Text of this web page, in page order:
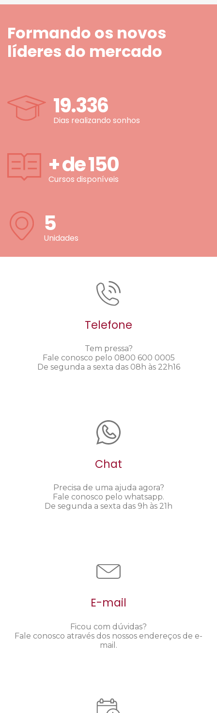
Formando os novos
líderes do mercado
19.336
Dias realizando sonhos
+ de150
Cursos disponíveis
5
Unidades
Telefone
Tem pressa?
Fale conosco pelo 0800 600 0005
De segunda a sexta das 08h às 22h16
Chat
Precisa de uma ajuda agora?
Fale conosco pelo whatsapp.
De segunda a sexta das 9h às 21h
E-mail
Ficou com dúvidas?
Fale conosco através dos nossos endereços de e-
mail.